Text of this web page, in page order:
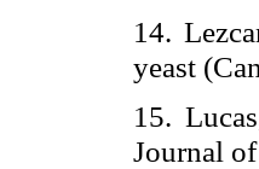
14.
yeast
15.
Journal